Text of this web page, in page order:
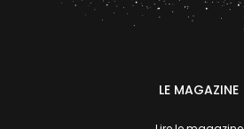
LE MAGAZINE